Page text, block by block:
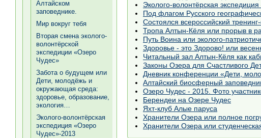
Эколого-волонтёрская
Состоялся всероссийский
Тропа Алтын-Кёля или прорыв в
Путь Воина или эколого-
Здоровье - это Здорово! или
Читальный зал Алтын-Кёля как
Законы Озера для Счастливого
Дневник конференции «Дети,
Алтайский биосферный
Озеро Чудес - 2015. Фото
Берендеи на Озере Чудес
Яхт-клуб Алые паруса
Хранители Озера или полное
Хранители Озера или
Алтайском
заповеднике.
Мир вокруг тебя
Вторая смена эколого-
волонтёрской
экспедиции «Озеро
Чудес»
Забота о будущем или
Дети, молодёжь и
окружающая среда:
здоровье, образование,
экология…
Эколого-волонтёрская
экспедиция «Озеро
Чудес»-2013